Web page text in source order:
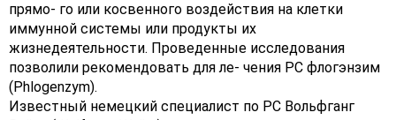
прямо- го или косвенного воздействия на клетки
иммунной системы или продукты их
жизнедеятельности. Проведенные исследования
позволили рекомендовать для ле- чения РС флогэнзим
(Phlogenzym).
Известный немецкий специалист по РС Вольфганг